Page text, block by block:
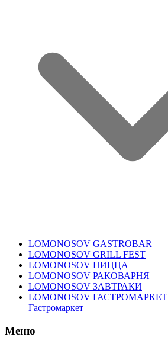
LOMONOSOV GASTROBAR
LOMONOSOV GRILL FEST
LOMONOSOV ПИЦЦА
LOMONOSOV РАКОВАРНЯ
LOMONOSOV ЗАВТРАКИ
LOMONOSOV ГАСТРОМАРКЕТ
Гастромаркет
Меню